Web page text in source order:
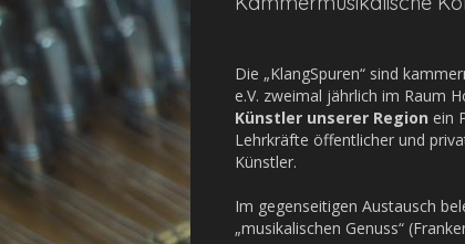
Die „KlangSpuren“ sind
e.V. zweimal jährlich im Raum
Künstler unserer Region ein
Lehrkräfte öffentlicher und
Künstler.
Im gegenseitigen Austausch
„musikalischen Genuss“